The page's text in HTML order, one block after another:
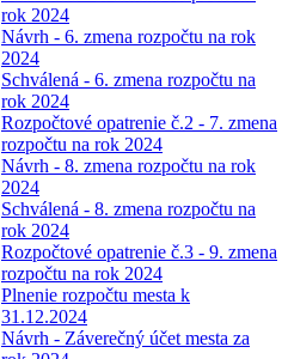
rok 2024
Návrh - 6. zmena rozpočtu na rok
2024
Schválená - 6. zmena rozpočtu na
rok 2024
Rozpočtové opatrenie č.2 - 7. zmena
rozpočtu na rok 2024
Návrh - 8. zmena rozpočtu na rok
2024
Schválená - 8. zmena rozpočtu na
rok 2024
Rozpočtové opatrenie č.3 - 9. zmena
rozpočtu na rok 2024
Plnenie rozpočtu mesta k
31.12.2024
Návrh - Záverečný účet mesta za